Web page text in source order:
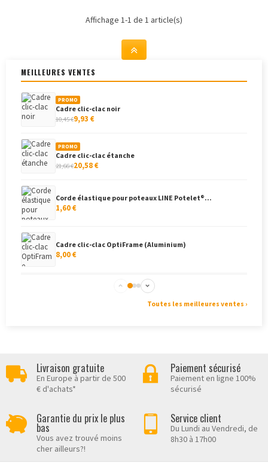
Affichage 1-1 de 1 article(s)
MEILLEURES VENTES
PROMO
Cadre clic-clac noir
10,45 €9,93 €
PROMO
Cadre clic-clac étanche
21,66 €20,58 €
Corde élastique pour poteaux LINE Potelet®...
1,60 €
Cadre clic-clac OptiFrame (Aluminium)
8,00 €
Cadre clippant, coins arrondis
Cadre clippant aluminium
8,68 €
Drapeau de table publicitaire
18,00 €
Toutes les meilleures ventes ›
Livraison gratuite
En Europe à partir de 500
€ d'achats*
Paiement sécurisé
Paiement en ligne 100%
sécurisé
Garantie du prix le plus
bas
Vous avez trouvé moins
cher ailleurs?!
Service client
Du Lundi au Vendredi, de
8h30 à 17h00